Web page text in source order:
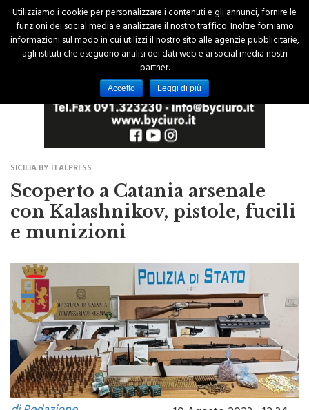
SICILIA BY ITALPRESS
Scoperto a Catania arsenale
con Kalashnikov, pistole, fucili
e munizioni
di Redazione
10 Agosto 2023 - 12:34
Utilizziamo i cookie per personalizzare i contenuti e gli annunci, fornire le
funzioni dei social media e analizzare il nostro traffico. Inoltre forniamo
informazioni sul modo in cui utilizzi il nostro sito alle agenzie pubblicitarie,
agli istituti che eseguono analisi dei dati web e ai social media nostri
partner.
Accetto Leggi di più